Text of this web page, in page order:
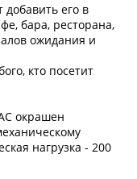
его в
бара, ресторана,
ожидания и
кто посетит
окрашен
нагрузка - 200